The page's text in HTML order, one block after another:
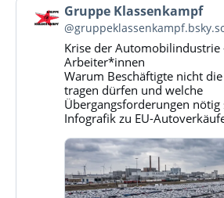
Beitrag
von
Gruppe
Klassenkampf
Bluesky
ansehen
Gruppe Klassenkampf
Krise der Automobilindustrie
Arbeiter*innen
Warum Beschäftigte nicht
tragen dürfen und welche
Übergangsforderungen
Infografik zu EU-